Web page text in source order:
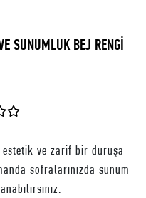
SUNUMLUK BEJ RENGİ
estetik ve zarif bir duruşa
sofralarınızda sunum